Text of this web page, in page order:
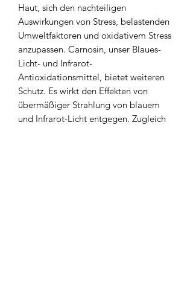
Haut, sich den nachteiligen
Auswirkungen von Stress, belastenden
Umweltfaktoren und oxidativem Stress
anzupassen. Carnosin, unser Blaues-
Licht- und Infrarot-
Antioxidationsmittel, bietet weiteren
Schutz. Es wirkt den Effekten von
übermäßiger Strahlung von blauem
und Infrarot-Licht entgegen. Zugleich